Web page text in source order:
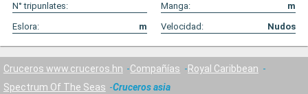
N° tripunlates:
Manga:
m
Eslora:
m Velocidad: Nudos
Cruceros www.cruceros.hn Compañías
Royal Caribbean
Spectrum Of The Seas
Cruceros asia